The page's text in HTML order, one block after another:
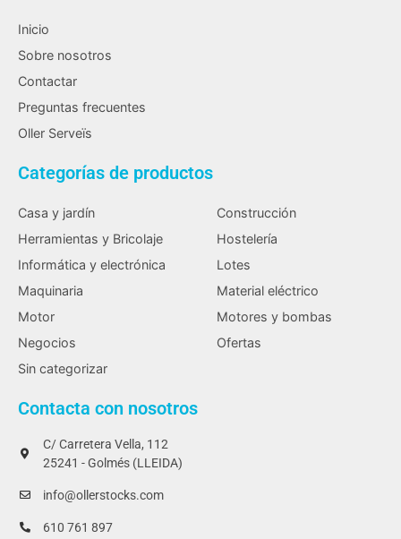
Inicio
Sobre nosotros
Contactar
Preguntas frecuentes
Oller Serveïs
Categorías de productos
Casa y jardín
Construcción
Herramientas y Bricolaje
Hostelería
Informática y electrónica
Lotes
Maquinaria
Material eléctrico
Motor
Motores y bombas
Negocios
Ofertas
Sin categorizar
Contacta con nosotros
C/ Carretera Vella, 112
25241 - Golmés (LLEIDA)
info@ollerstocks.com
610 761 897